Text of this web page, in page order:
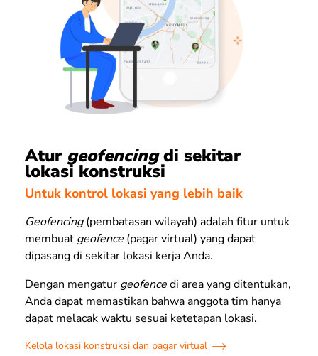
Atur geofencingdi sekitar
lokasi konstruksi
Untuk kontrol lokasi yang lebih baik
Geofencing(pembatasan wilayah) adalah fitur untuk
membuat geofence (pagar virtual) yang dapat
dipasang di sekitar lokasi kerja Anda.
Dengan mengatur geofencedi area yang ditentukan,
Anda dapat memastikan bahwa anggota tim hanya
dapat melacak waktu sesuai ketetapan lokasi.
Kelola lokasi konstruksi dan pagar virtual